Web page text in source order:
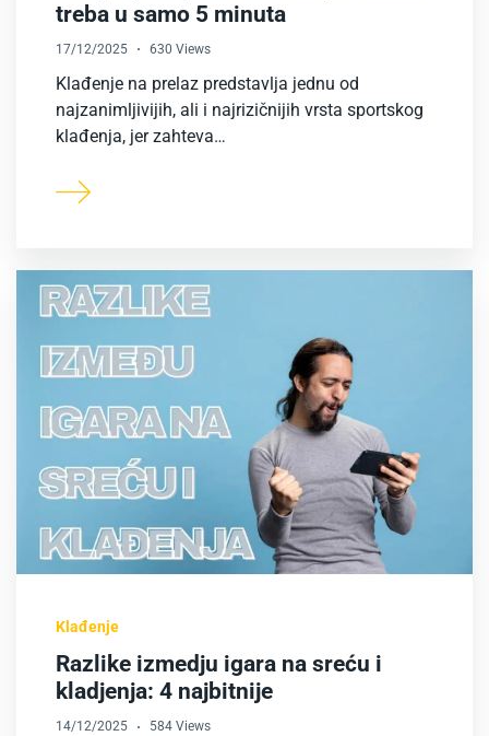
treba u samo 5 minuta
17/12/2025 630 Views
Klađenje na prelaz predstavlja jednu od
najzanimljivijih, ali i najrizičnijih vrsta sportskog
klađenja, jer zahteva…
Klađenje
Razlike izmedju igara na sreću i
kladjenja: 4 najbitnije
14/12/2025 584 Views